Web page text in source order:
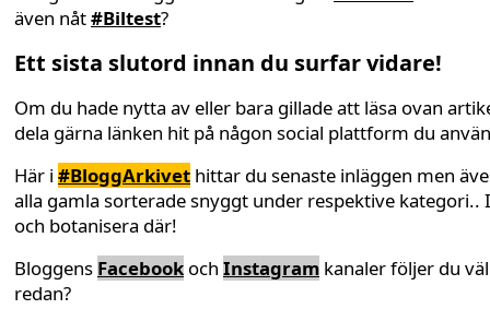
även nåt#Biltest?
Ett sista slutord innan du surfar vidare!
Om du hade nytta av eller bara gillade att läsa ovan
dela gärna länken hit på någon social plattform du
Här i #BloggArkivet hittar du senaste inläggen men
alla gamla sorterade snyggt under respektive kategori..
och botanisera där!
Bloggens Facebookoch Instagram kanaler följer du väl
redan?